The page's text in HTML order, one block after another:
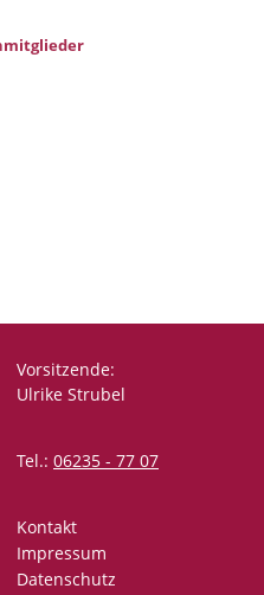
Vorsitzende:
Ulrike Strubel
Tel.: 06235 - 77 07
Kontakt
Impressum
Datenschutz